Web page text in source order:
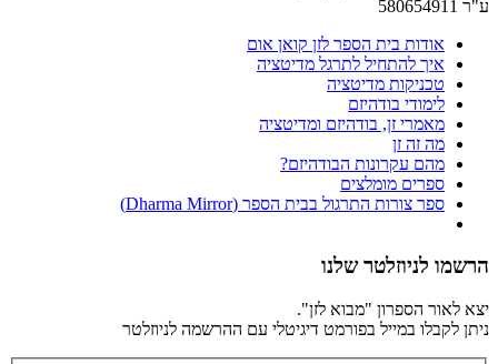
ע"ר 580654911
אודות בית הספר לזן קואן אום
איך להתחיל לתרגל מדיטציה
טכניקות מדיטציה
לימודי בודהיזם
מאמרי זן, בודהיזם ומדיטציה
מה זה זן
מהם עקרונות הבודהיזם?
ספרים מומלצים
ספר צורות התרגול בבית הספר (Dharma Mirror)
הרשמו לניוזלטר שלנו
יצא לאור הספרון "מבוא לזן".
ניתן לקבלו במייל בפורמט דיגיטלי עם ההרשמה לניוזלטר